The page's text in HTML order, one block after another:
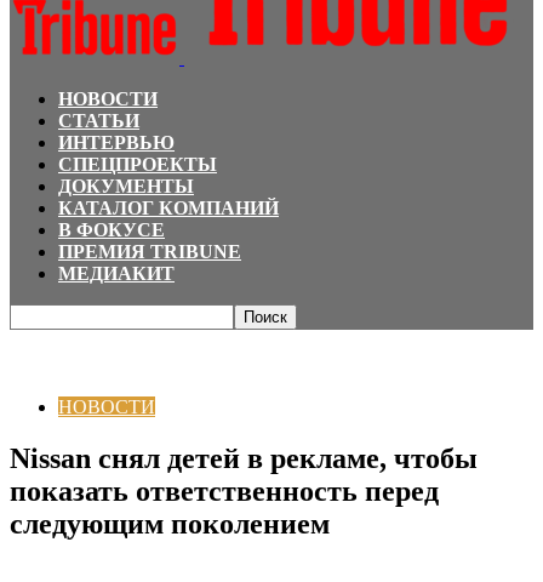
НОВОСТИ
СТАТЬИ
ИНТЕРВЬЮ
СПЕЦПРОЕКТЫ
ДОКУМЕНТЫ
КАТАЛОГ КОМПАНИЙ
В ФОКУСЕ
ПРЕМИЯ TRIBUNE
МЕДИАКИТ
НОВОСТИ
Nissan снял детей в рекламе, чтобы
показать ответственность перед
следующим поколением